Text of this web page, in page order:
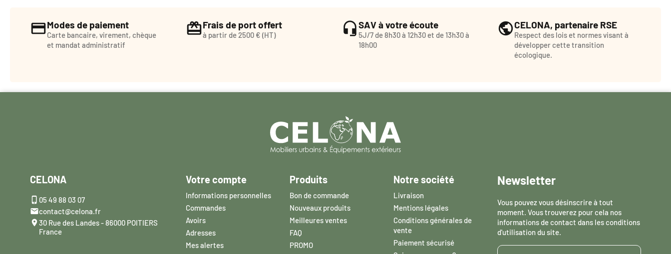
Modes de paiement
Carte bancaire, virement, chèque
et mandat administratif
Frais de port offert
à partir de 2500 € (HT)
SAV à votre écoute
5J/7 de 8h30 à 12h30 et de 13h30 à
18h00
CELONA, partenaire RSE
Respect des lois et normes visant à
développer cette transition
écologique.
CELONA
 05 49 88 03 07
contact@celona.fr
30 Rue des Landes - 86000 POITIERS
France
Votre compte
Informations personnelles
Commandes
Avoirs
Adresses
Mes alertes
Produits
Bon de commande
Nouveaux produits
Meilleures ventes
FAQ
PROMO
Notre société
Livraison
Mentions légales
Conditions générales de
vente
Paiement sécurisé
Newsletter
Vous pouvez vous désinscrire à tout
moment. Vous trouverez pour cela nos
informations de contact dans les conditions
d'utilisation du site.